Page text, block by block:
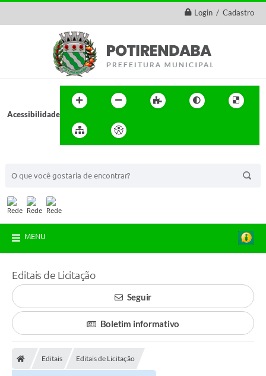
Login / Cadastro
Acessibilidade
MENU
Editais de Licitação
Seguir
Boletim informativo
Editais Editais de Licitação